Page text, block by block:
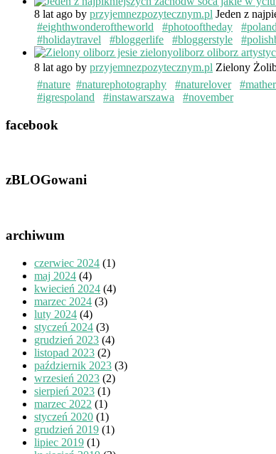
8 lat ago by przyjemnezpozytecznym.pl Jeden z
#eighthwonderoftheworld
#photooftheday
#holidaytravel
#bloggerlife #bloggerstyle
8 lat ago by przyjemnezpozytecznym.pl Zielony
#nature #naturephotography #naturelover
#igrespoland
#instawarszawa #november
facebook
zBLOGowani
archiwum
czerwiec 2024 (1)
maj 2024 (4)
kwiecień 2024 (4)
marzec 2024 (3)
luty 2024 (4)
styczeń 2024 (3)
grudzień 2023 (4)
listopad 2023 (2)
październik 2023 (3)
wrzesień 2023 (2)
sierpień 2023 (1)
marzec 2022 (1)
styczeń 2020 (1)
grudzień 2019 (1)
lipiec 2019 (1)